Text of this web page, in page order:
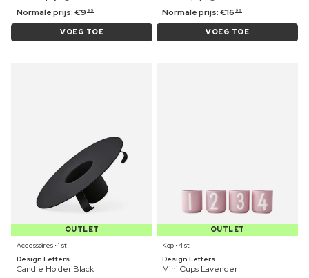
Normale prijs:€9 99
VOEG TOE
Normale prijs:€16 99
VOEG TOE
OUTLET
Accessoires ⋅ 1 st
Design Letters
Candle Holder Black
OUTLET
Kop ⋅ 4 st
Design Letters
Mini Cups Lavender